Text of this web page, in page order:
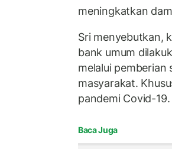
meningkatkan
Sri menyebutkan,
bank umum
melalui pemberian
masyarakat.
pandemi Covid-19.
Baca Juga